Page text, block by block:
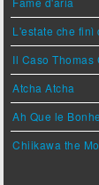
L'estate che finì
Il Caso Thomas
Atcha Atcha
Ah Que le
Chiikawa the